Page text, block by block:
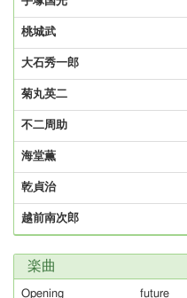
桃城武
大石秀一郎
菊丸英二
不二周助
海堂薫
乾貞治
越前南次郎
楽曲
Opening future